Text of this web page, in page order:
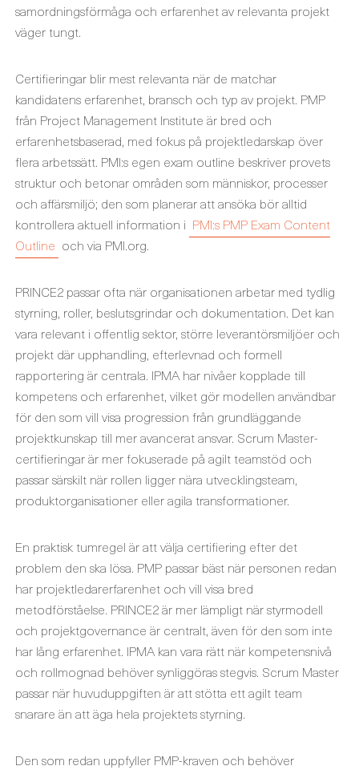
samordningsförmåga och erfarenhet av relevanta projekt
väger tungt.
Certifieringar blir mest relevanta när de matchar
kandidatens erfarenhet, bransch och typ av projekt. PMP
från Project Management Institute är bred och
erfarenhetsbaserad, med fokus på projektledarskap över
flera arbetssätt. PMI:s egen exam outline beskriver provets
struktur och betonar områden som människor, processer
och affärsmiljö; den som planerar att ansöka bör alltid
kontrollera aktuell information i PMI:s PMP Exam Content
Outline och via PMI.org.
PRINCE2 passar ofta när organisationen arbetar med tydlig
styrning, roller, beslutsgrindar och dokumentation. Det kan
vara relevant i offentlig sektor, större leverantörsmiljöer och
projekt där upphandling, efterlevnad och formell
rapportering är centrala. IPMA har nivåer kopplade till
kompetens och erfarenhet, vilket gör modellen användbar
för den som vill visa progression från grundläggande
projektkunskap till mer avancerat ansvar. Scrum Master-
certifieringar är mer fokuserade på agilt teamstöd och
passar särskilt när rollen ligger nära utvecklingsteam,
produktorganisationer eller agila transformationer.
En praktisk tumregel är att välja certifiering efter det
problem den ska lösa. PMP passar bäst när personen redan
har projektledarerfarenhet och vill visa bred
metodförståelse. PRINCE2 är mer lämpligt när styrmodell
och projektgovernance är centralt, även för den som inte
har lång erfarenhet. IPMA kan vara rätt när kompetensnivå
och rollmognad behöver synliggöras stegvis. Scrum Master
passar när huvuduppgiften är att stötta ett agilt team
snarare än att äga hela projektets styrning.
Den som redan uppfyller PMP-kraven och behöver